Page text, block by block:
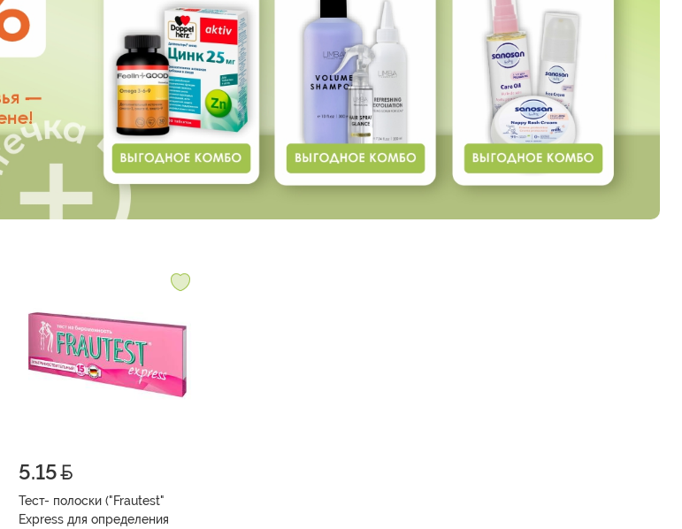
5.15
Тест- полоски ("Frautest"
Express для определения